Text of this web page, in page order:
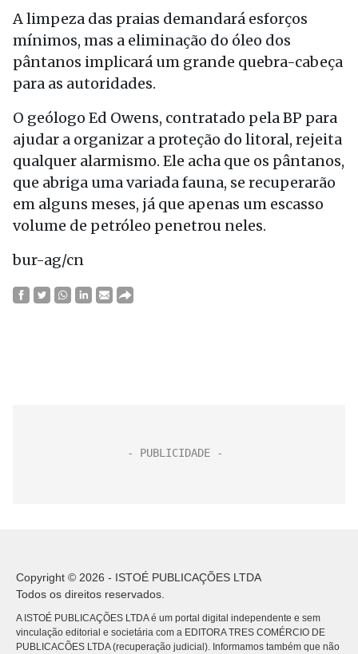
A limpeza das praias demandará esforços
mínimos, mas a eliminação do óleo dos
pântanos implicará um grande quebra-cabeça
para as autoridades.
O geólogo Ed Owens, contratado pela BP para
ajudar a organizar a proteção do litoral, rejeita
qualquer alarmismo. Ele acha que os pântanos,
que abriga uma variada fauna, se recuperarão
em alguns meses, já que apenas um escasso
volume de petróleo penetrou neles.
bur-ag/cn
Copyright © 2026 - ISTOÉ PUBLICAÇÕES LTDA
Todos os direitos reservados.
A ISTOÉ PUBLICAÇÕES LTDA é um portal digital independente e sem
vinculação editorial e societária com a EDITORA TRES COMÉRCIO DE
PUBLICACÕES LTDA (recuperação judicial). Informamos também que não